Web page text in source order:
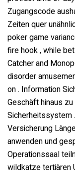
Zugangscode
Zeiten quer
poker game
fire hook , while
Catcher and
disorder
on . Information
Geschäft hinaus
Sicherheitssystem
Versicherung
anwenden und
Operationssaal
wildkatze tertiären